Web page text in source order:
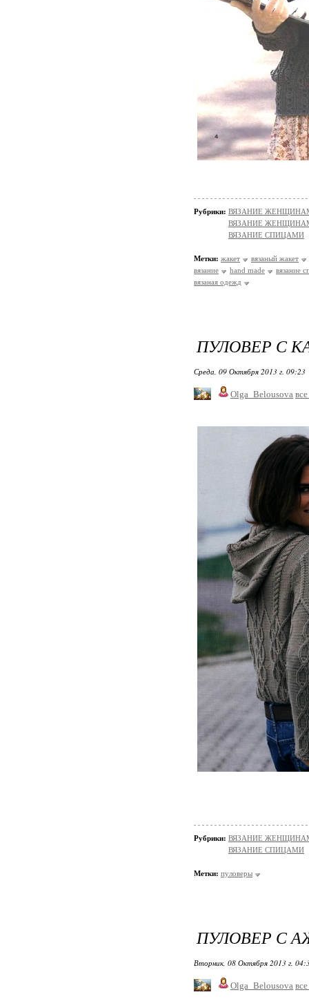
Рубрики: ВЯЗАНИЕ ЖЕНЩИНАМ/
ВЯЗАНИЕ ЖЕНЩИНАМ/
ВЯЗАНИЕ СПИЦАМИ
Метки: жакет
вязаный жакет
вязание
hand made
вязание
вязаная одежд
ПУЛОВЕР С
Среда, 09 Октября 2013 г. 09:23
Olga_Belousova
Рубрики: ВЯЗАНИЕ ЖЕНЩИНАМ/
ВЯЗАНИЕ СПИЦАМИ
Метки: пуловеры
ПУЛОВЕР С
Вторник, 08 Октября 2013 г.
Olga_Belousova